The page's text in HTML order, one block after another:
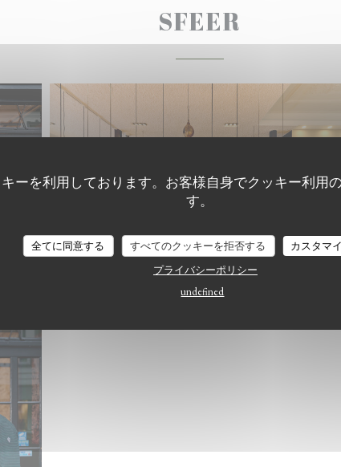
ーを利用しております。お客様自身でクッキー利用
す。
全てに同意する すべてのクッキーを拒否する
カスタマ
プライバシーポリシー
undefined
SFEER